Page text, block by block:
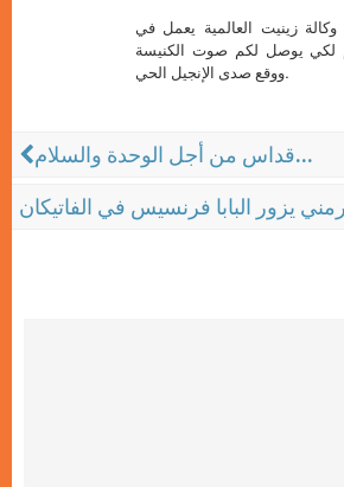
زينيت العالمية يعمل في
لكي يوصل لكم صوت الكنيسة
ووقع صدى الإنجيل الحي.
قداس من أجل الوحدة والسلام...
يزور البابا فرنسيس في الفاتيكان